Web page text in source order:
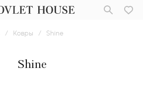
/ Ковры / Shine
Shine